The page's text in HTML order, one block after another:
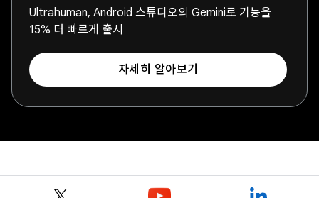
Ultrahuman, Android 스튜디오의 Gemini로 기능을
15% 더 빠르게 출시
자세히 알아보기